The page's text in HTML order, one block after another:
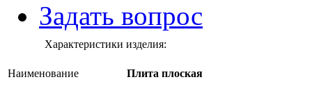
Задать вопрос
Характеристики изделия:
Наименование Плита плоская